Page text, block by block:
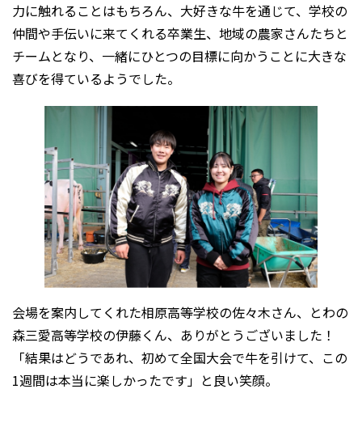
力に触れることはもちろん、大好きな牛を通じて、学校の
仲間や手伝いに来てくれる卒業生、地域の農家さんたちと
チームとなり、一緒にひとつの目標に向かうことに大きな
喜びを得ているようでした。
会場を案内してくれた相原高等学校の佐々木さん、とわの
森三愛高等学校の伊藤くん、ありがとうございました！
「結果はどうであれ、初めて全国大会で牛を引けて、この
1週間は本当に楽しかったです」と良い笑顔。